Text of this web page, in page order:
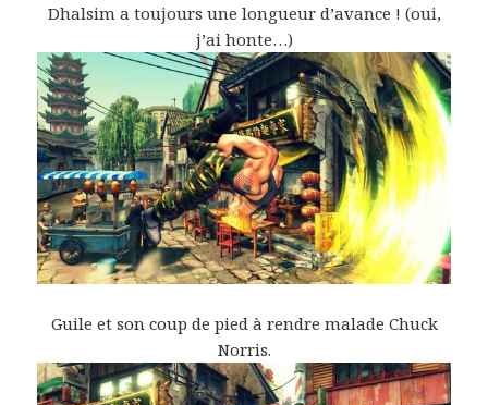
Dhalsim a toujours une longueur d’avance ! (oui,
j’ai honte…)
Guile et son coup de pied à rendre malade Chuck
Norris.